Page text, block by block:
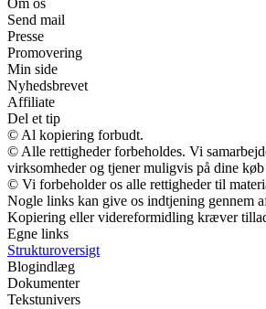
Om os
Send mail
Presse
Promovering
Min side
Nyhedsbrevet
Affiliate
Del et tip
© Al kopiering forbudt.
© Alle rettigheder forbeholdes. Vi
virksomheder og tjener muligvis på dine
© Vi forbeholder os alle rettigheder til
Nogle links kan give os indtjening gennem
Kopiering eller videreformidling kræver
Egne links
Strukturoversigt
Blogindlæg
Dokumenter
Tekstunivers